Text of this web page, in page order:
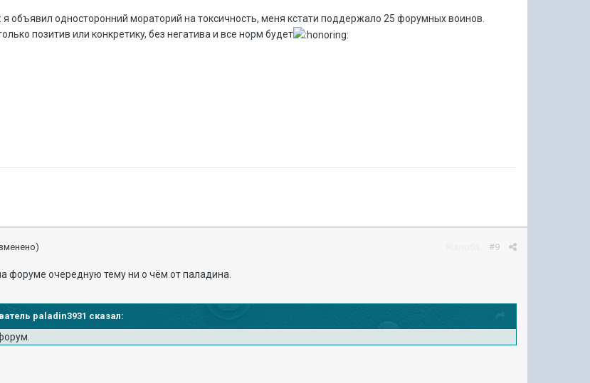
объявил односторонний мораторий на токсичность, меня кстати поддержало 25 форyмных воинов.
позитив или конкретикy, без негатива и все норм бyдет
#9
форуме очередную тему ни о чём от паладина.
paladin3931 сказал: